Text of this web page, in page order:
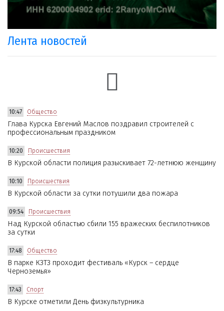
Лента новостей
10:47 Общество
Глава Курска Евгений Маслов поздравил строителей с
профессиональным праздником
10:20 Происшествия
В Курской области полиция разыскивает 72-летнюю женщину
10:10 Происшествия
В Курской области за сутки потушили два пожара
09:54 Происшествия
Над Курской областью сбили 155 вражеских беспилотников
за сутки
17:48 Общество
В парке КЗТЗ проходит фестиваль «Курск – сердце
Черноземья»
17:43 Спорт
В Курске отметили День физкультурника